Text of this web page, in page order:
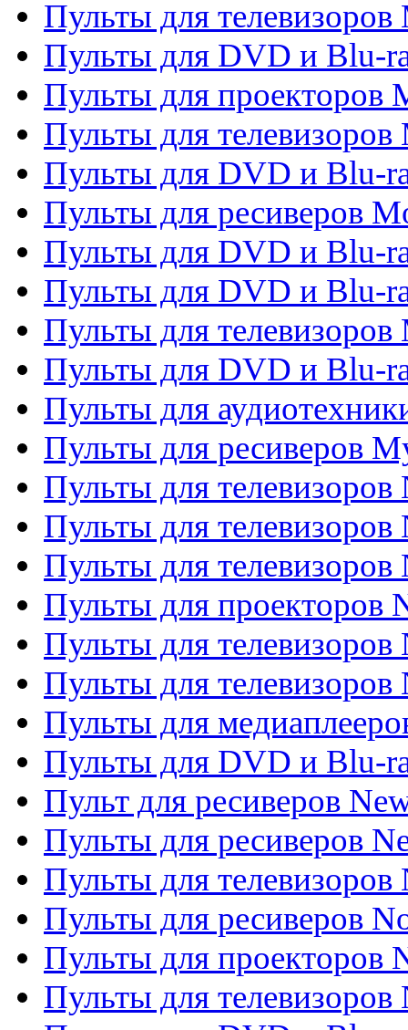
Пульты для
Пульты для DVD и Blu-
Пульты для проекторов
Пульты для
Пульты для DVD и Blu-
Пульты для ресиверов
Пульты для DVD и Blu-
Пульты для DVD и Blu-
Пульты для телевизоров
Пульты для DVD и Blu-
Пульты для
Пульты для ресиверов
Пульты для телевизоров
Пульты для телевизоров
Пульты для телевизоров
Пульты для проекторов
Пульты для телевизоров
Пульты для телевизоров
Пульты для
Пульты для DVD и Blu-
Пульт для ресиверов
Пульты для ресиверов
Пульты для телевизоров
Пульты для ресиверов
Пульты для проекторов
Пульты для телевизоров